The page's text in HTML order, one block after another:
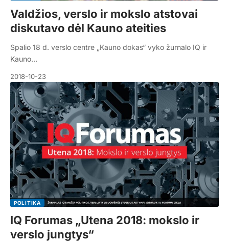
Valdžios, verslo ir mokslo atstovai
diskutavo dėl Kauno ateities
Spalio 18 d. verslo centre „Kauno dokas“ vyko žurnalo IQ ir
Kauno…
2018-10-23
POLITIKA
IQ Forumas „Utena 2018: mokslo ir
verslo jungtys“